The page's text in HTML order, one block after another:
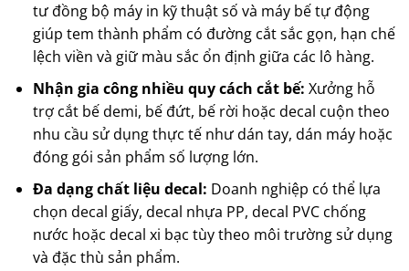
tư đồng bộ máy in kỹ thuật số và máy bế tự động
giúp tem thành phẩm có đường cắt sắc gọn, hạn chế
lệch viền và giữ màu sắc ổn định giữa các lô hàng.
Nhận gia công nhiều quy cách cắt bế: Xưởng hỗ
trợ cắt bế demi, bế đứt, bế rời hoặc decal cuộn theo
nhu cầu sử dụng thực tế như dán tay, dán máy hoặc
đóng gói sản phẩm số lượng lớn.
Đa dạng chất liệu decal: Doanh nghiệp có thể lựa
chọn decal giấy, decal nhựa PP, decal PVC chống
nước hoặc decal xi bạc tùy theo môi trường sử dụng
và đặc thù sản phẩm.